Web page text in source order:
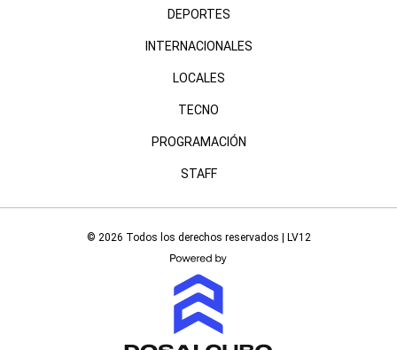
DEPORTES
INTERNACIONALES
LOCALES
TECNO
PROGRAMACIÓN
STAFF
© 2026 Todos los derechos reservados | LV12